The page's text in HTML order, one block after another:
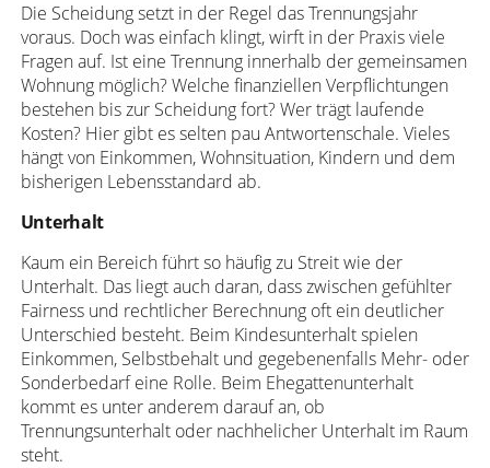
Die Scheidung setzt in der Regel das Trennungsjahr
voraus. Doch was einfach klingt, wirft in der Praxis viele
Fragen auf. Ist eine Trennung innerhalb der gemeinsamen
Wohnung möglich? Welche finanziellen Verpflichtungen
bestehen bis zur Scheidung fort? Wer trägt laufende
Kosten? Hier gibt es selten pau Antwortenschale. Vieles
hängt von Einkommen, Wohnsituation, Kindern und dem
bisherigen Lebensstandard ab.
Unterhalt
Kaum ein Bereich führt so häufig zu Streit wie der
Unterhalt. Das liegt auch daran, dass zwischen gefühlter
Fairness und rechtlicher Berechnung oft ein deutlicher
Unterschied besteht. Beim Kindesunterhalt spielen
Einkommen, Selbstbehalt und gegebenenfalls Mehr- oder
Sonderbedarf eine Rolle. Beim Ehegattenunterhalt
kommt es unter anderem darauf an, ob
Trennungsunterhalt oder nachhelicher Unterhalt im Raum
steht.